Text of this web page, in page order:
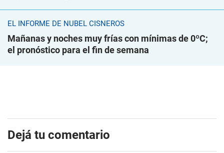
EL INFORME DE NUBEL CISNEROS
Mañanas y noches muy frías con mínimas de 0ºC;
el pronóstico para el fin de semana
Dejá tu comentario